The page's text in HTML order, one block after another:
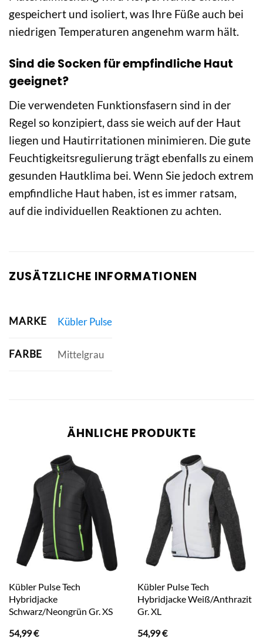
gespeichert und isoliert, was Ihre Füße auch bei
niedrigen Temperaturen angenehm warm hält.
Sind die Socken für empfindliche Haut
geeignet?
Die verwendeten Funktionsfasern sind in der
Regel so konzipiert, dass sie weich auf der Haut
liegen und Hautirritationen minimieren. Die gute
Feuchtigkeitsregulierung trägt ebenfalls zu einem
gesunden Hautklima bei. Wenn Sie jedoch extrem
empfindliche Haut haben, ist es immer ratsam,
auf die individuellen Reaktionen zu achten.
ZUSÄTZLICHE INFORMATIONEN
MARKE Kübler Pulse
FARBE Mittelgrau
ÄHNLICHE PRODUKTE
Kübler Pulse Tech
Hybridjacke
Schwarz/Neongrün Gr. XS
54,99€
Kübler Pulse Tech
Hybridjacke Weiß/Anthrazit
Gr. XL
54,99€